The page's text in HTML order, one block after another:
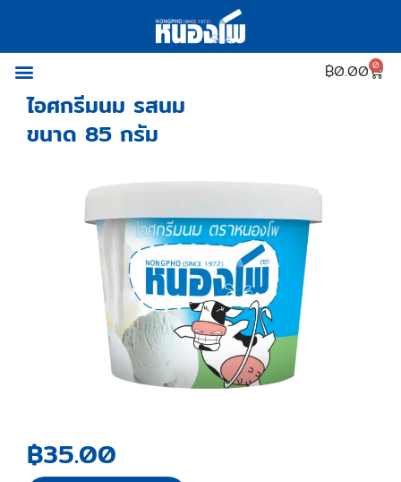
฿0.00 0
ไอศกรีมนม รสนม
ขนาด 85 กรัม
฿35.00